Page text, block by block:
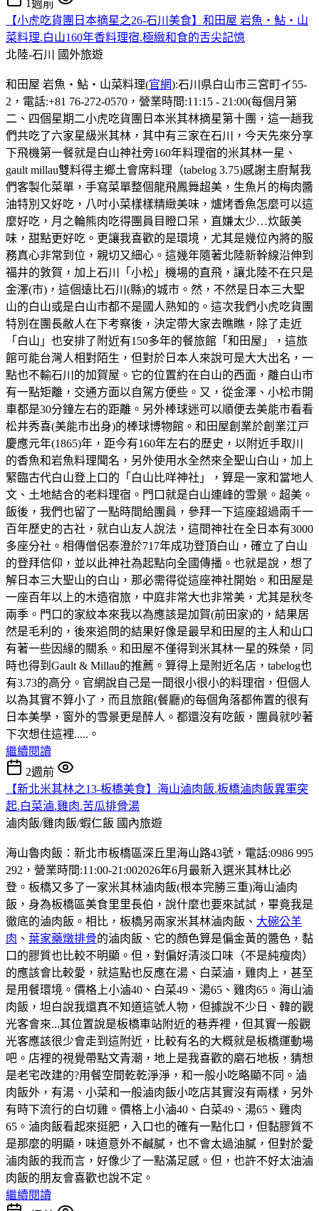
1週前
【小虎吃貨團日本摘星之26-石川美食】和田屋 岩魚・鮎・山
菜料理.白山160年香料理宿.極緻和食的舌尖記憶
北陸-石川
國外旅遊
和田屋 岩魚・鮎・山菜料理(官網):石川県白山市三宮町イ55-
2，電話:+81 76-272-0570，營業時間:11:15 - 21:00(每個月第
二、四個星期二小虎吃貨團日本米其林摘星第十團，這一趟我
們共吃了六家星級米其林，其中有三家在石川，今天先來分享
下飛機第一餐就是白山神社旁160年料理宿的米其林一星、
gault millau雙料得主鄉土會席料理（tabelog 3.75)感謝主廚幫我
們客製化菜單，手寫菜單整個龍飛鳳舞超美，生魚片的梅肉醬
油特別又好吃，八吋小菜樣樣精緻美味，爐烤香魚怎麼可以這
麼好吃，月之輪熊肉吃得團員目瞪口呆，直嫌太少…炊飯美
味，甜點更好吃。更讓我喜歡的是環境，尤其是幾位內將的服
務真心非常到位，親切又細心。這幾年隨著北陸新幹線沿伸到
福井的敦賀，加上石川「小松」機場的直飛，讓北陸不在只是
金澤(市)，這個遠比石川(縣)的城市。然，不然是日本三大聖
山的白山或是白山市都不是國人熟知的。這次我們小虎吃貨團
特別在團長敝人在下考察後，決定帶大家去瞧瞧，除了走近
「白山」也安排了附近有150多年的餐旅館「和田屋」，這旅
館可能台灣人相對陌生，但對於日本人來說可是大大出名，一
點也不輸石川的加賀屋。它的位置約在白山的西面，離白山市
有一點矩離，交通方面以自駕方便些。又，從金澤、小松市開
車都是30分鐘左右的距離。另外棒球迷可以順便去美能市看看
松井秀喜(美能市出身)的棒球博物館。和田屋創業於創業江戸
慶應元年(1865)年，距今有160年左右的歷史，以附近手取川
的香魚和岩魚料理聞名，另外使用水全然來全聖山白山，加上
緊臨古代白山登上口的「白山比咩神社」，算是一家和當地人
文、土地結合的老料理宿。門口就是白山連峰的雪景。超美。
飯後，我們也留了一點時間給團員，參拜一下這座超過兩千一
百年歷史的古社，就白山友人說法，這間神社在全日本有3000
多座分社。相傳僧侶泰澄於717年成功登頂白山，確立了白山
的登拜信仰，並以此神社為起點向全國傳播。也就是說，想了
解日本三大聖山的白山，那必需得從這座神社開始。和田屋是
一座百年以上的木造宿旅，中庭非常大也非常美，尤其是秋冬
兩季。門口的家紋本來我以為應該是加賀(前田家)的，結果居
然是毛利的，後來追問的結果好像是最早和田屋的主人和山口
有著一些因緣的關系。和田屋不僅得到米其林一星的殊榮，同
時也得到Gault & Millau的推薦。算得上是附近名店，tabelog也
有3.73的高分。官網說自己是一間很小很小的料理宿，但個人
以為其實不算小了，而且旅館(餐廳)的每個角落都佈置的很有
日本美學，窗外的雪景更是醉人。都還沒有吃飯，團員就吵著
下次想住這裡.....。
繼續閱讀
2週前
【新北米其林之13-板橋美食】海山滷肉飯.板橋滷肉飯異軍突
起.白菜滷.雞肉.苦瓜排骨湯
滷肉飯/雞肉飯/蝦仁飯 國內旅遊
海山魯肉飯：新北市板橋區深丘里海山路43號，電話:0986 995
292，營業時間:11:00-21:002026年6月最新入選米其林比必
登。板橋又多了一家米其林滷肉飯(根本完勝三重)海山滷肉
飯，身為板橋區美食里里長伯，說什麼也要來試試，畢竟我是
徹底的滷肉飯。相比，板橋另兩家米其林滷肉飯、 大碗公羊
肉 、 葉家藥燉排骨的滷肉飯、它的顏色算是偏金黃的醬色，黏
口的膠質也比較不明顯。但，對偏好清淡口味（不是純瘦肉）
的應該會比較愛，就這點也反應在湯、白菜滷，雞肉上，甚至
是用餐環境。價格上小滷40、白菜49、湯65、雞肉65。海山滷
肉飯，坦白說我還真不知道這號人物，但據說不少日、韓的觀
光客會來...其位置說是板橋車站附近的巷弄裡，但其實一般觀
光客應該很少會走到這附近，比較有名的大概就是板橋運動場
吧。店裡的視覺帶點文青潮，地上是我喜歡的磨石地板，猜想
是老宅改建的?用餐空間乾乾淨淨，和一般小吃略顯不同。滷
肉飯外，有湯、小菜和一般滷肉飯小吃店其實沒有兩樣，另外
有時下流行的白切雞。價格上小滷40、白菜49、湯65、雞肉
65。滷肉飯看起來挺肥，入口也的確有一點化口，但黏膠質不
是那麼的明顯，味道意外不鹹膩，也不會太過油膩，但對於愛
滷肉飯的我而言，好像少了一點滿足感。但，也許不好太油滷
肉飯的朋友會喜歡也說不定。
繼續閱讀